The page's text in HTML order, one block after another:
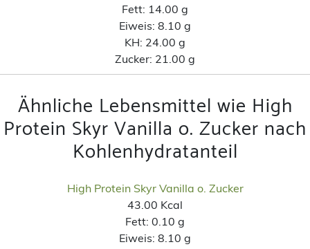
Fett: 14.00 g
Eiweis: 8.10 g
KH: 24.00 g
Zucker: 21.00 g
Ähnliche Lebensmittel wie High
Protein Skyr Vanilla o. Zucker nach
Kohlenhydratanteil
High Protein Skyr Vanilla o. Zucker
43.00 Kcal
Fett: 0.10 g
Eiweis: 8.10 g